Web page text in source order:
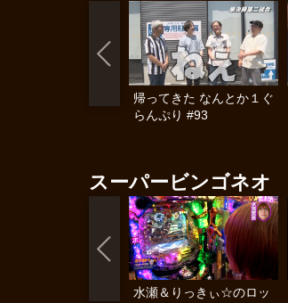
帰ってきた なんとか１ぐ
らんぷり #93
スーパービンゴネオ
水瀬＆りっきぃ☆のロッ